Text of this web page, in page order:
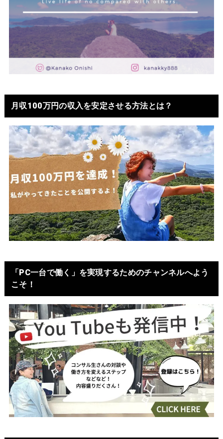
月収100万円の収入を安定させる方法とは？
「PC一台で働く」を実現するためのチャンネルへよう
こそ！